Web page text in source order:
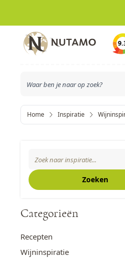
Ga naar de inhoud
Home Inspiratie
Zoeken
Categorieën
Recepten
Wijninspiratie